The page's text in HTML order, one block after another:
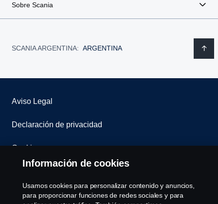
Sobre Scania
SCANIA ARGENTINA: ARGENTINA
Aviso Legal
Declaración de privacidad
Cookies
Sistema de Denuncias
Información de cookies
Usamos cookies para personalizar contenido y anuncios,
para proporcionar funciones de redes sociales y para